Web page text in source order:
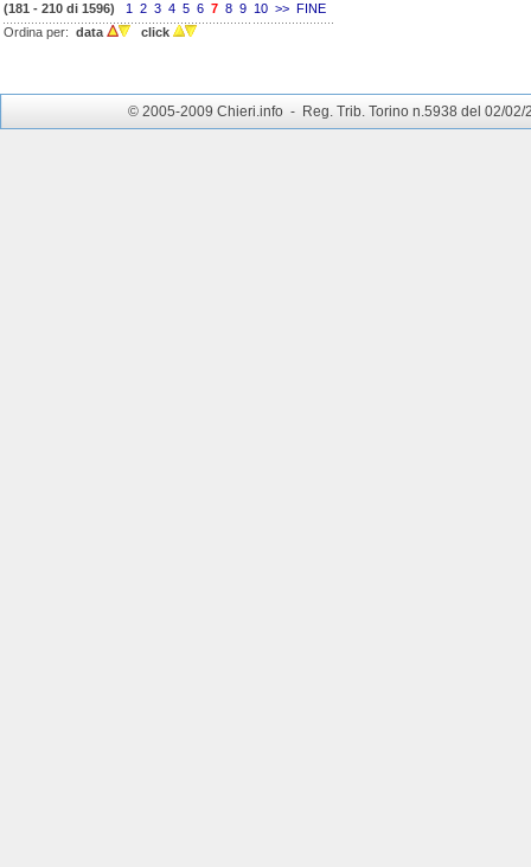
(181 - 210 di 1596) 1 2 3 4 5 6 7 8 9 10 >> FINE
Ordina per: data click
© 2005-2009 Chieri.info - Reg. Trib. Torino n.5938 del 02/02/